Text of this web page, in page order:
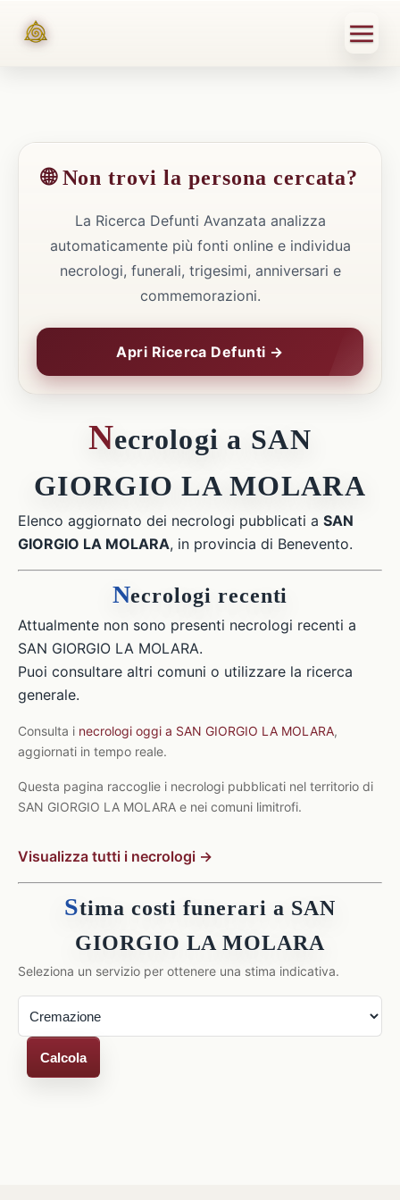
🌐 Non trovi la persona cercata?
La Ricerca Defunti Avanzata analizza
automaticamente più fonti online e individua
necrologi, funerali, trigesimi, anniversari e
commemorazioni.
Apri Ricerca Defunti →
Necrologi a SAN
GIORGIO LA MOLARA
Elenco aggiornato dei necrologi pubblicati a SAN
GIORGIO LA MOLARA, in provincia di Benevento.
Necrologi recenti
Attualmente non sono presenti necrologi recenti a
SAN GIORGIO LA MOLARA.
Puoi consultare altri comuni o utilizzare la ricerca
generale.
Consulta i necrologi oggi a SAN GIORGIO LA MOLARA,
aggiornati in tempo reale.
Questa pagina raccoglie i necrologi pubblicati nel territorio di
SAN GIORGIO LA MOLARA e nei comuni limitrofi.
Visualizza tutti i necrologi →
Stima costi funerari a SAN
GIORGIO LA MOLARA
Seleziona un servizio per ottenere una stima indicativa.
Calcola